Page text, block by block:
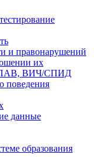
и правонарушений
их
ПАВ, ВИЧ/СПИД
поведения
данные
образования